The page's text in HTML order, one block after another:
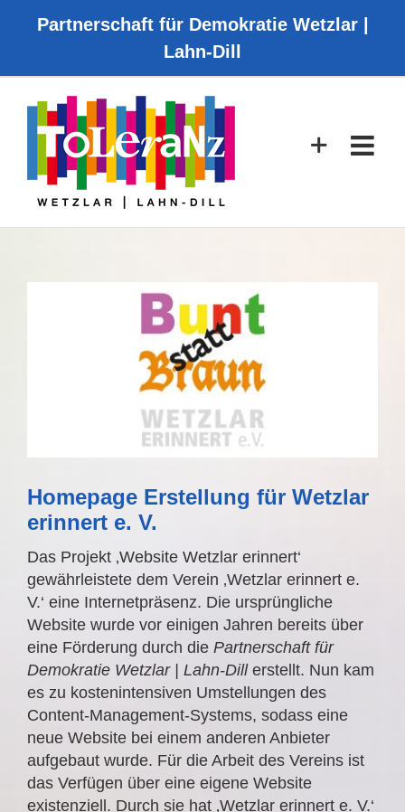
InhaltPartnerschaft für Demokratie Wetzlar |
Lahn-Dill
Homepage Erstellung für Wetzlar
erinnert e. V.
Das Projekt ‚Website Wetzlar erinnert‘
gewährleistete dem Verein ‚Wetzlar erinnert e.
V.‘ eine Internetpräsenz. Die ursprüngliche
Website wurde vor einigen Jahren bereits über
eine Förderung durch die Partnerschaft für
Demokratie Wetzlar | Lahn-Dill erstellt. Nun kam
es zu kostenintensiven Umstellungen des
Content-Management-Systems, sodass eine
neue Website bei einem anderen Anbieter
aufgebaut wurde. Für die Arbeit des Vereins ist
das Verfügen über eine eigene Website
existenziell. Durch sie hat ‚Wetzlar erinnert e. V.‘